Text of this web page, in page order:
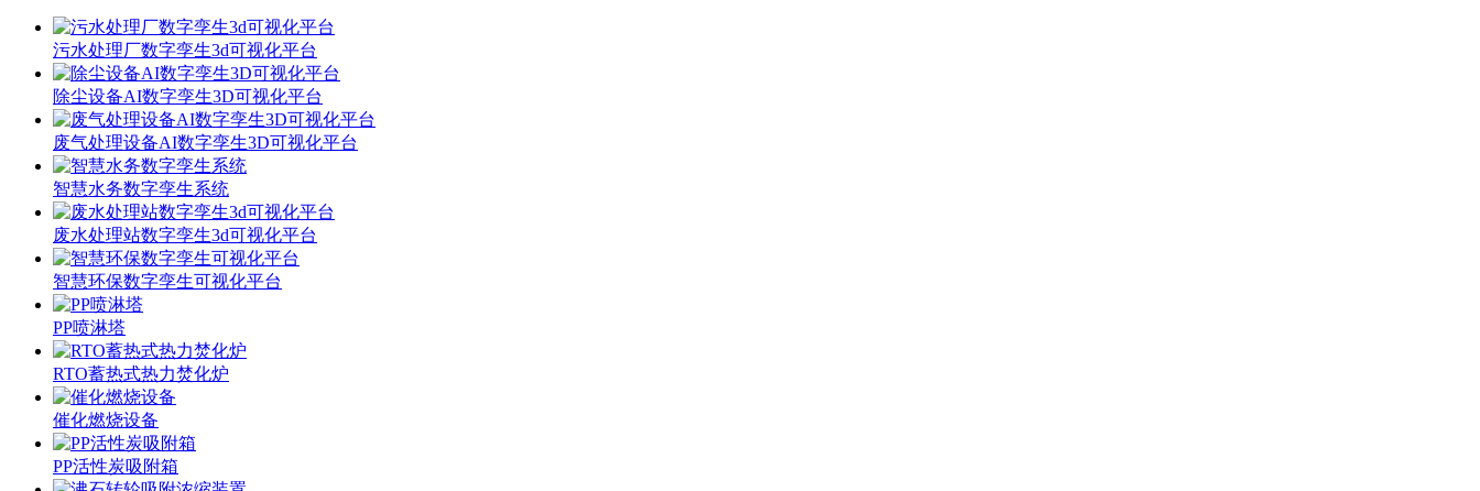
污水处理厂数字孪生3d可视化平台
除尘设备AI数字孪生3D可视化平台
废气处理设备AI数字孪生3D可视化平台
智慧水务数字孪生系统
废水处理站数字孪生3d可视化平台
智慧环保数字孪生可视化平台
PP喷淋塔
RTO蓄热式热力焚化炉
催化燃烧设备
PP活性炭吸附箱